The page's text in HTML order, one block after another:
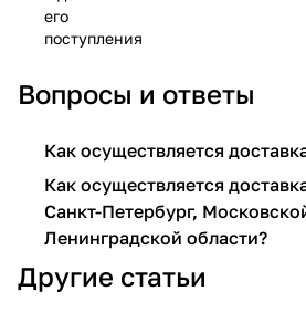
его
поступления
Вопросы и ответы
Как осуществляется
Как осуществляется
Санкт-Петербург,
Ленинградской области?
Другие статьи